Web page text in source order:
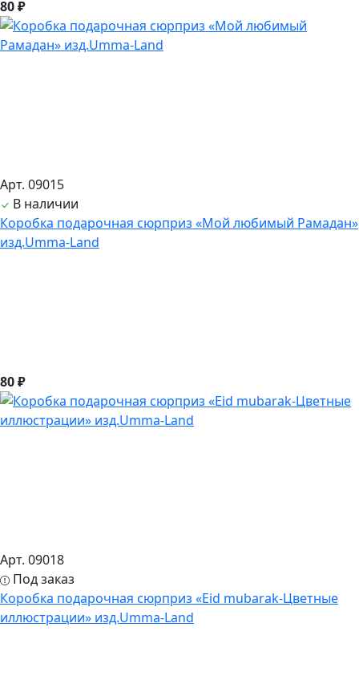
80 ₽
Арт. 09015
В наличии
Коробка подарочная сюрприз «Мой любимый Рамадан»
изд.Umma-Land
80 ₽
Арт. 09018
Под заказ
Коробка подарочная сюрприз «Eid mubarak-Цветные
иллюстрации» изд.Umma-Land